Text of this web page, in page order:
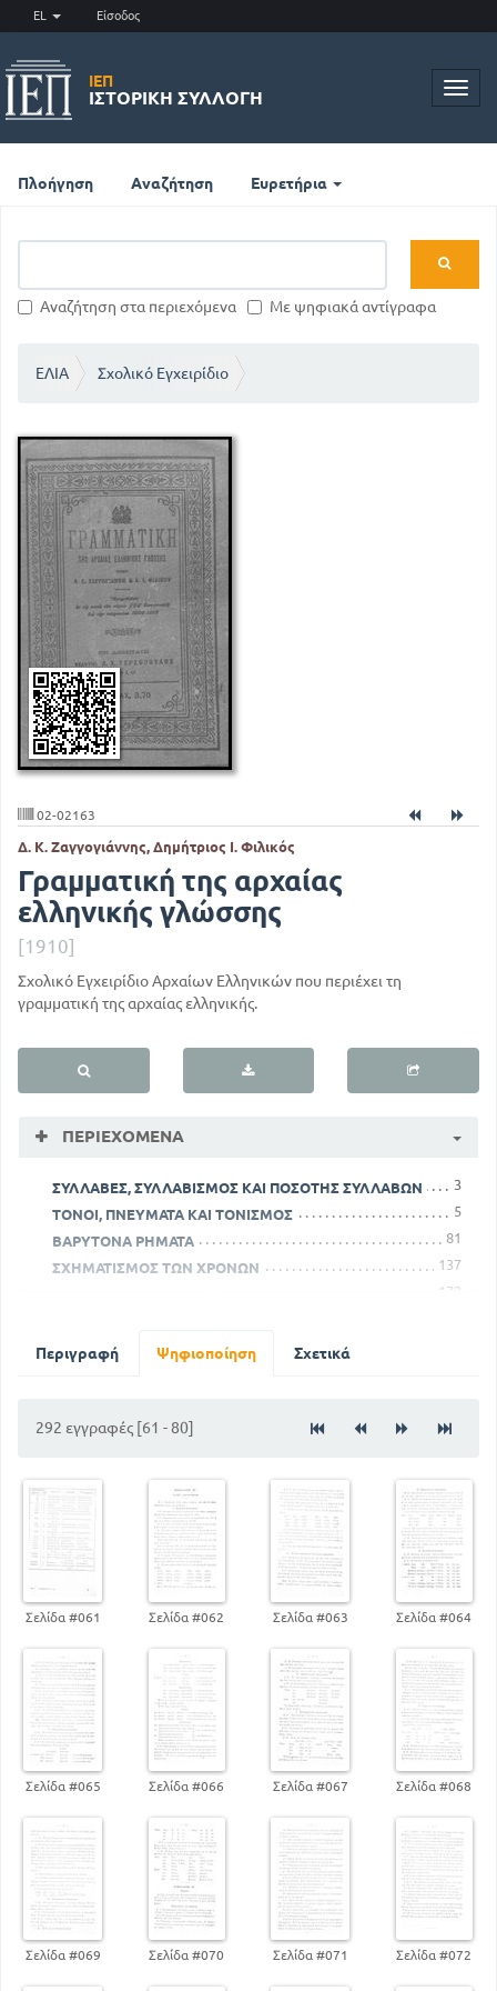
EL Είσοδος
ΙΕΠ
ΙΣΤΟΡΙΚΉ ΣΥΛΛΟΓΉ
Πλοήγηση Αναζήτηση Ευρετήρια
Αναζήτηση στα περιεχόμενα Με ψηφιακά αντίγραφα
ΕΛΙΑ Σχολικό Εγχειρίδιο
02-02163
Δ. Κ. Ζαγγογιάννης, Δημήτριος Ι. Φιλικός
Γραμματική της αρχαίας
ελληνικής γλώσσης
[1910]
Σχολικό Εγχειρίδιο Αρχαίων Ελληνικών που περιέχει τη
γραμματική της αρχαίας ελληνικής.
ΠΕΡΙΕΧΌΜΕΝΑ
ΣΥΛΛΑΒΕΣ, ΣΥΛΛΑΒΙΣΜΟΣ ΚΑΙ ΠΟΣΟΤΗΣ ΣΥΛΛΑΒΩΝ
3
ΤΟΝΟΙ, ΠΝΕΥΜΑΤΑ ΚΑΙ ΤΟΝΙΣΜΟΣ
5
ΒΑΡΥΤΟΝΑ ΡΗΜΑΤΑ
81
ΣΧΗΜΑΤΙΣΜΟΣ ΤΩΝ ΧΡΟΝΩΝ
137
172
ΚΤΗΤΙΚΕΣ ΑΝΤΩΝΥΜΙΕΣ
Περιγραφή Ψηφιοποίηση Σχετικά
292 εγγραφές [61 - 80]
Σελίδα #061 Σελίδα #062 Σελίδα #063 Σελίδα #064
Σελίδα #065 Σελίδα #066 Σελίδα #067 Σελίδα #068
Σελίδα #069 Σελίδα #070 Σελίδα #071 Σελίδα #072